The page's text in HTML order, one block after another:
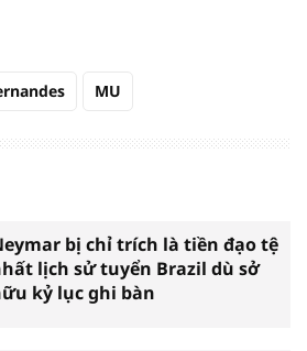
MU
bị chỉ trích là tiền đạo tệ
lịch sử tuyển Brazil dù sở
kỷ lục ghi bàn